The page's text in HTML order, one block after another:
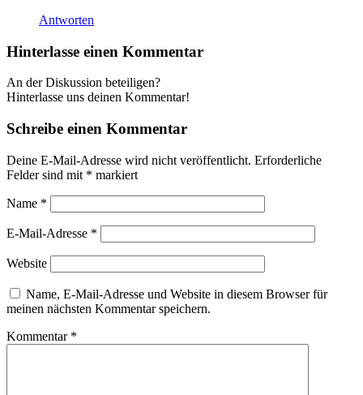
Antworten
Hinterlasse einen Kommentar
An der Diskussion beteiligen?
Hinterlasse uns deinen Kommentar!
Schreibe einen Kommentar
Deine E-Mail-Adresse wird nicht veröffentlicht. Erforderliche
Felder sind mit * markiert
Name *
E-Mail-Adresse *
Website
Name, E-Mail-Adresse und Website in diesem Browser für
meinen nächsten Kommentar speichern.
Kommentar *